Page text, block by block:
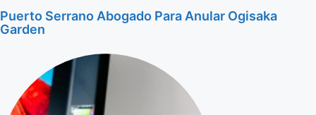
Puerto Serrano Abogado Para Anular Ogisaka
Garden